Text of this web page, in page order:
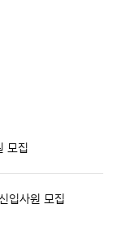
모집
입사원 모집